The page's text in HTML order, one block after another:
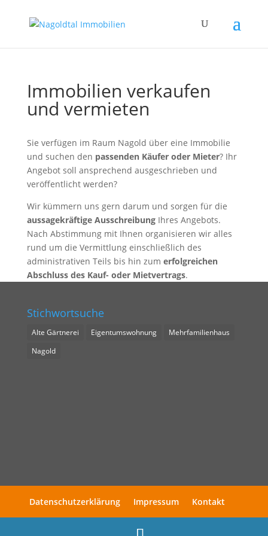
Immobilien verkaufen
und vermieten
Sie verfügen im Raum Nagold über eine Immobilie
und suchen den passenden Käufer oder Mieter? Ihr
Angebot soll ansprechend ausgeschrieben und
veröffentlicht werden?
Wir kümmern uns gern darum und sorgen für die
aussagekräftige AusschreibungIhres Angebots.
Nach Abstimmung mit Ihnen organisieren wir alles
rund um die Vermittlung einschließlich des
administrativen Teils bis hin zum erfolgreichen
Abschluss des Kauf- oder Mietvertrags.
Stichwortsuche
Alte Gärtnerei Eigentumswohnung
Mehrfamilienhaus
Nagold
Datenschutzerklärung Impressum Kontakt